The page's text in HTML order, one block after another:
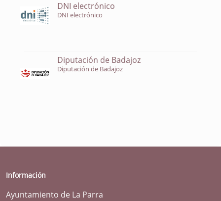
DNI electrónico
DNI electrónico
Diputación de Badajoz
Diputación de Badajoz
Información
Ayuntamiento de La Parra